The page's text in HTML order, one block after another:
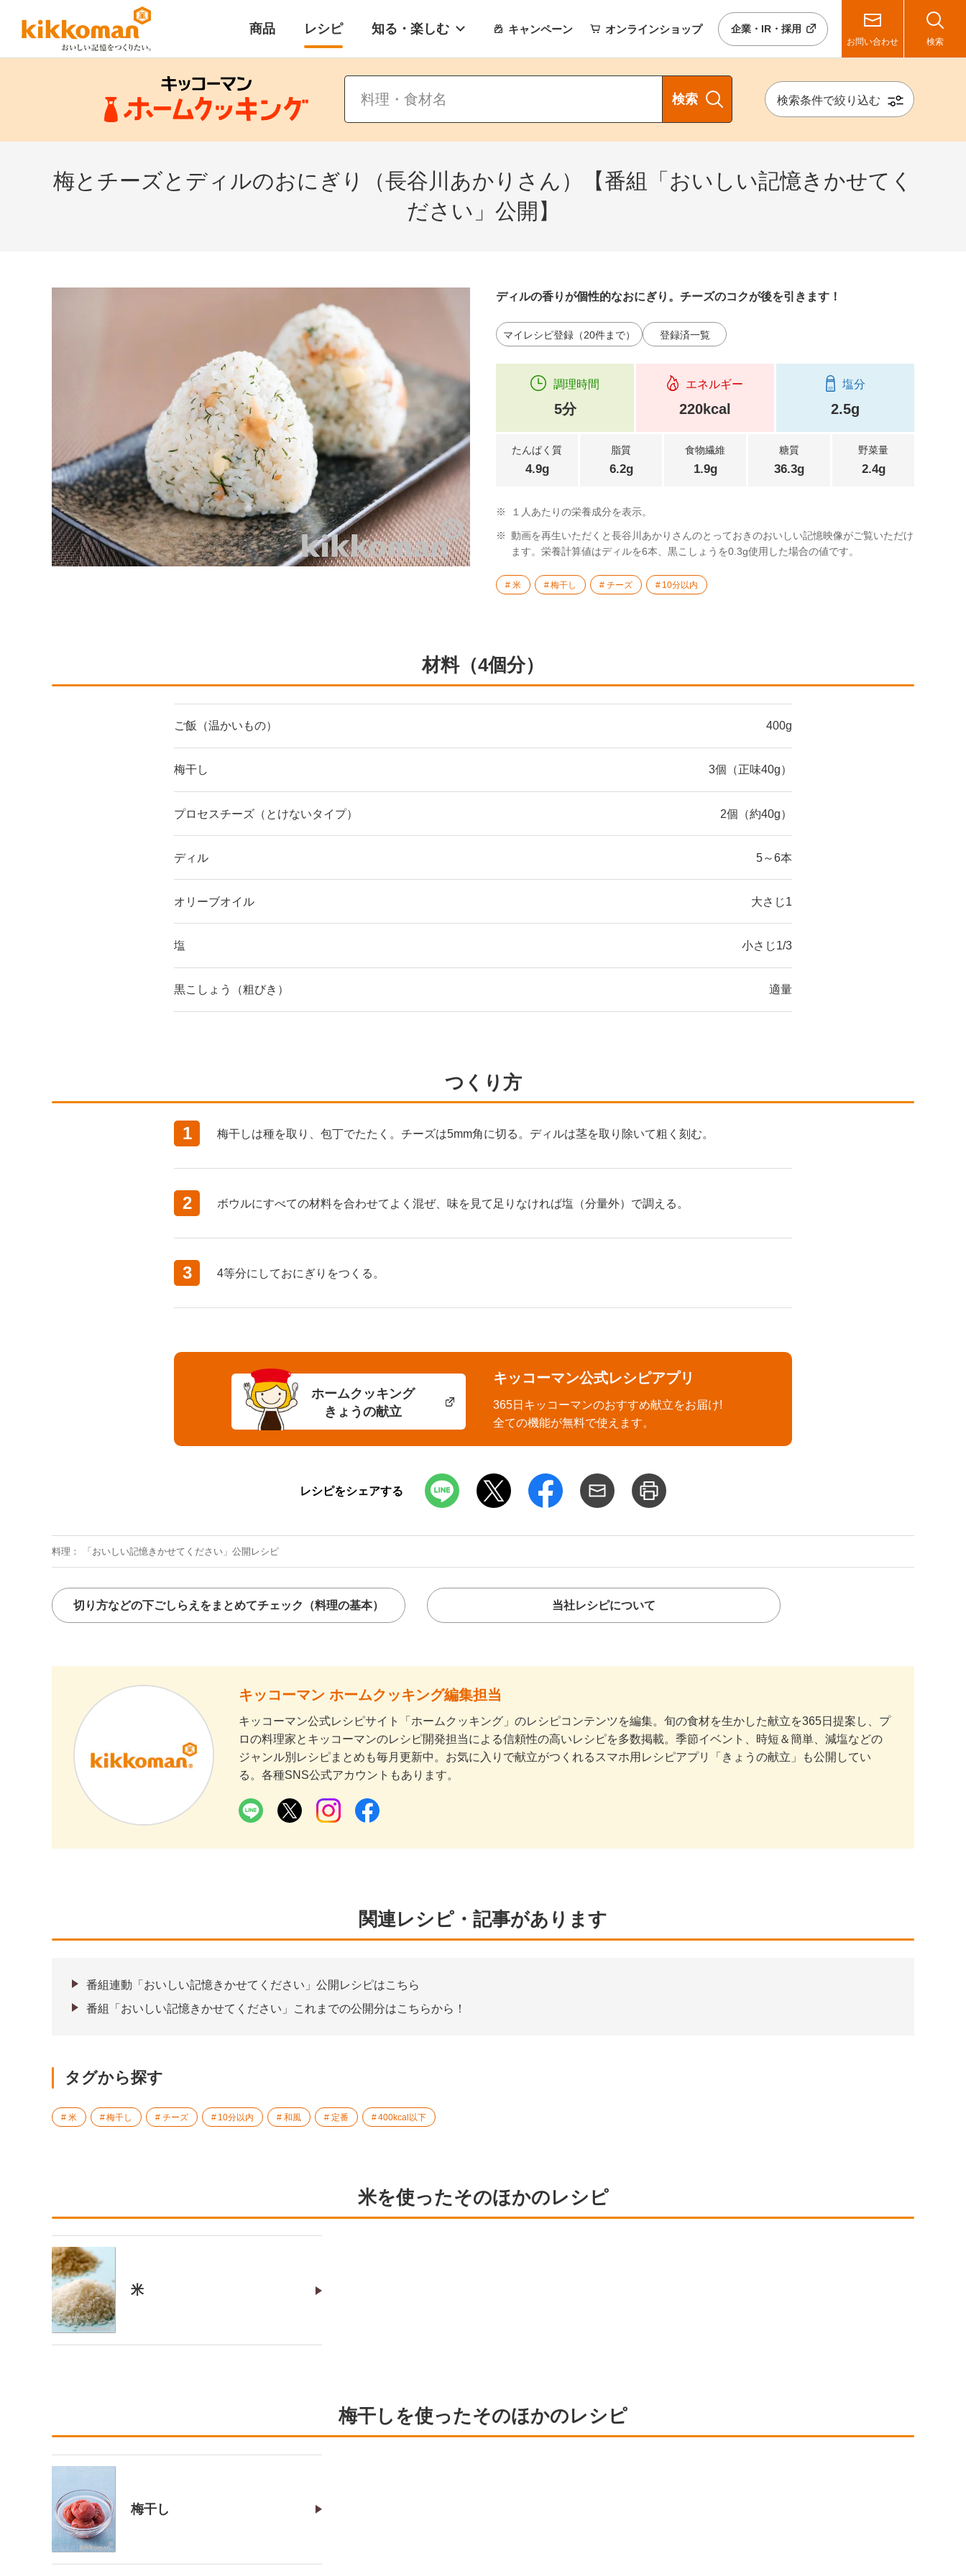
商品 レシピ 知る・楽しむ キャンペーン オンラインショップ 企業・IR・採用
お問い合わせ 検索
検索 検索条件で絞り込む
梅とチーズとディルのおにぎり（長谷川あかりさん）【番組「おいしい記憶きかせてく
ださい」公開】
ディルの香りが個性的なおにぎり。チーズのコクが後を引きます！
マイレシピ登録（20件まで） 登録済一覧
調理時間
5分
エネルギー
220kcal
塩分
2.5g
たんぱく質
4.9g
脂質
6.2g
食物繊維
1.9g
糖質
36.3g
野菜量
2.4g
※ １人あたりの栄養成分を表示。
※ 動画を再生いただくと長谷川あかりさんのとっておきのおいしい記憶映像がご覧いただけ
ます。栄養計算値はディルを6本、黒こしょうを0.3g使用した場合の値です。
米 梅干し チーズ 10分以内
材料（4個分）
ご飯（温かいもの） 400g
梅干し 3個（正味40g）
プロセスチーズ（とけないタイプ） 2個（約40g）
ディル 5～6本
オリーブオイル 大さじ1
塩 小さじ1/3
黒こしょう（粗びき） 適量
つくり方
1 梅干しは種を取り、包丁でたたく。チーズは5mm角に切る。ディルは茎を取り除いて粗く刻む。
2 ボウルにすべての材料を合わせてよく混ぜ、味を見て足りなければ塩（分量外）で調える。
3 4等分にしておにぎりをつくる。
ホームクッキング
きょうの献立
キッコーマン公式レシピアプリ
365日キッコーマンのおすすめ献立をお届け!
全ての機能が無料で使えます。
レシピをシェアする
料理 「おいしい記憶きかせてください」公開レシピ
切り方などの下ごしらえをまとめてチェック （料理の基本） 当社レシピについて
キッコーマン ホームクッキング編集担当
キッコーマン公式レシピサイト「ホームクッキング」のレシピコンテンツを編集。旬の食材を生かした献立を365日提案し、プ
ロの料理家とキッコーマンのレシピ開発担当による信頼性の高いレシピを多数掲載。季節イベント、時短＆簡単、減塩などの
ジャンル別レシピまとめも毎月更新中。お気に入りで献立がつくれるスマホ用レシピアプリ「きょうの献立」も公開してい
る。各種SNS公式アカウントもあります。
関連レシピ・記事があります
番組連動「おいしい記憶きかせてください」公開レシピはこちら
番組「おいしい記憶きかせてください」これまでの公開分はこちらから！
タグから探す
米 梅干し チーズ 10分以内 和風 定番 400kcal以下
米を使ったそのほかのレシピ
米
梅干しを使ったそのほかのレシピ
梅干し